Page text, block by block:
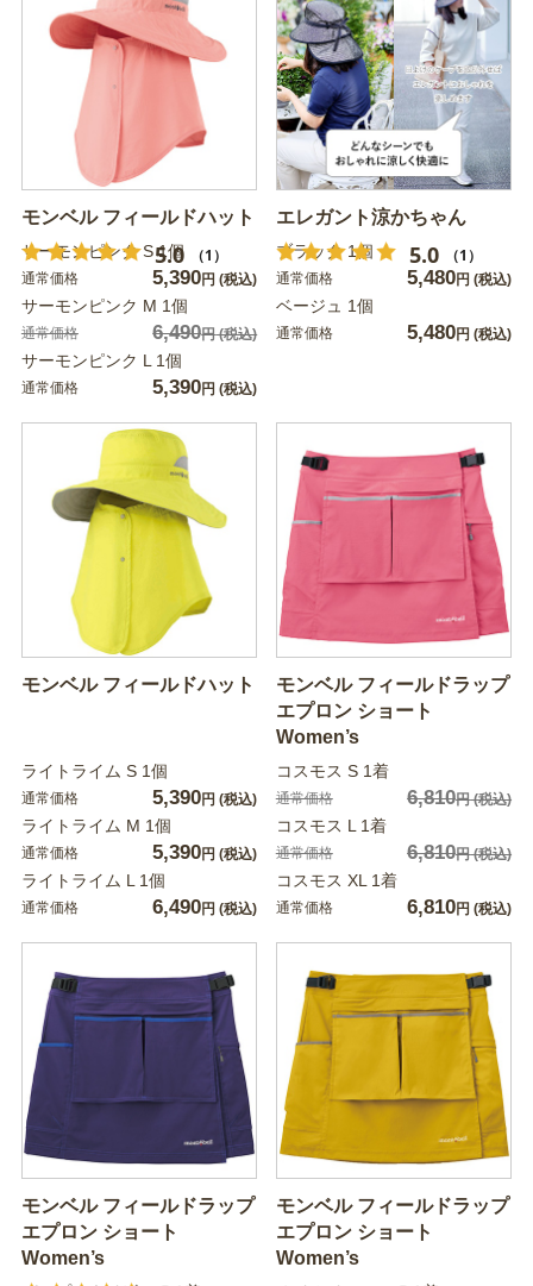
モンベル フィールドハット
5.0 （1）
サーモンピンク S 1個
通常価格 5,390円 (税込)
サーモンピンク M 1個
通常価格 6,490円(税込)
サーモンピンク L 1個
通常価格 5,390円 (税込)
エレガント涼かちゃん
5.0 （1）
ブラック 1個
通常価格 5,480円 (税込)
ベージュ 1個
通常価格 5,480円 (税込)
モンベル フィールドハット
ライトライム S 1個
通常価格 5,390円 (税込)
ライトライム M 1個
通常価格 5,390円 (税込)
ライトライム L 1個
通常価格 6,490円 (税込)
モンベル フィールドラップ
エプロン ショート
Women’s
コスモス S 1着
通常価格 6,810円(税込)
コスモス L 1着
通常価格 6,810円(税込)
コスモス XL 1着
通常価格 6,810円 (税込)
モンベル フィールドラップ
エプロン ショート
Women’s
モンベル フィールドラップ
エプロン ショート
Women’s